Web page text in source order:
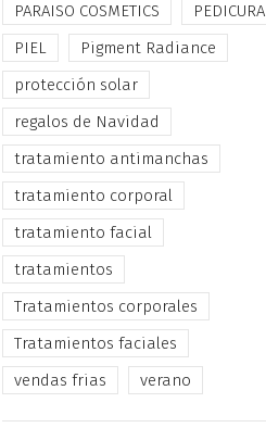
PARAISO COSMETICS
PEDICURA
PIEL
Pigment Radiance
protección solar
regalos de Navidad
tratamiento antimanchas
tratamiento corporal
tratamiento facial
tratamientos
Tratamientos corporales
Tratamientos faciales
vendas frias
verano